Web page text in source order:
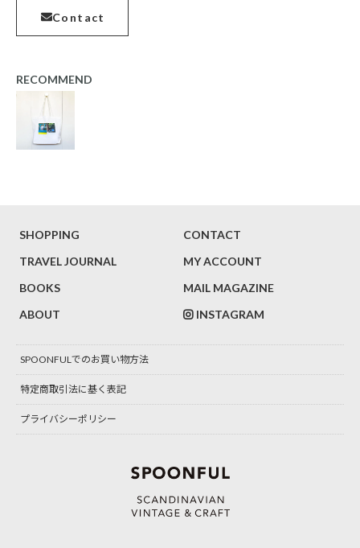
Contact
RECOMMEND
SHOPPING
TRAVEL JOURNAL
BOOKS
ABOUT
CONTACT
MY ACCOUNT
MAIL MAGAZINE
INSTAGRAM
SPOONFULでのお買い物方法
特定商取引法に基く表記
プライバシーポリシー